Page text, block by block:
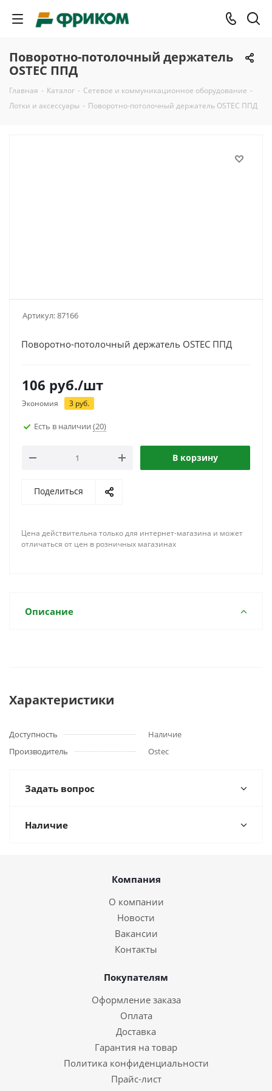
Поворотно-потолочный держатель
OSTEC ППД
Главная - Каталог - Сетевое и коммуникационное оборудование -
Лотки и аксессуары - Поворотно-потолочный держатель OSTEC ППД
Артикул:87166
Поворотно-потолочный держатель OSTEC ППД
106 руб./шт
Экономия 3 руб.
Есть в наличии (20)
В корзину
Поделиться
Цена действительна только для интернет-магазина и может
отличаться от цен в розничных магазинах
Описание
Характеристики
Доступность
Наличие
Производитель
Ostec
Задать вопрос
Наличие
Компания
О компании
Новости
Вакансии
Контакты
Покупателям
Оформление заказа
Оплата
Доставка
Гарантия на товар
Политика конфиденциальности
Прайс-лист